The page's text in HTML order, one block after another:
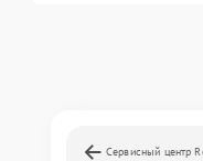
Сервисный центр